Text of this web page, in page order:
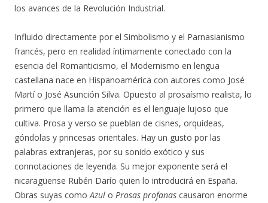
los avances de la Revolución Industrial.
Influido directamente por el Simbolismo y el Parnasianismo
francés, pero en realidad íntimamente conectado con la
esencia del Romanticismo, el Modernismo en lengua
castellana nace en Hispanoamérica con autores como José
Martí o José Asunción Silva. Opuesto al prosaísmo realista, lo
primero que llama la atención es el lenguaje lujoso que
cultiva. Prosa y verso se pueblan de cisnes, orquídeas,
góndolas y princesas orientales. Hay un gusto por las
palabras extranjeras, por su sonido exótico y sus
connotaciones de leyenda. Su mejor exponente será el
nicaragüense Rubén Darío quien lo introducirá en España.
Obras suyas comoAzul o Prosas profanas causaron enorme